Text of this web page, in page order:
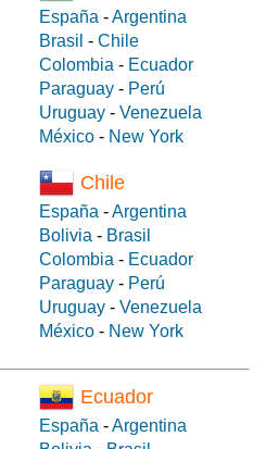
España -Argentina
Brasil - Chile
Colombia - Ecuador
Paraguay - Perú
Uruguay - Venezuela
México - New York
Chile
España -Argentina
Bolivia - Brasil
Colombia - Ecuador
Paraguay - Perú
Uruguay - Venezuela
México - New York
Ecuador
España -Argentina